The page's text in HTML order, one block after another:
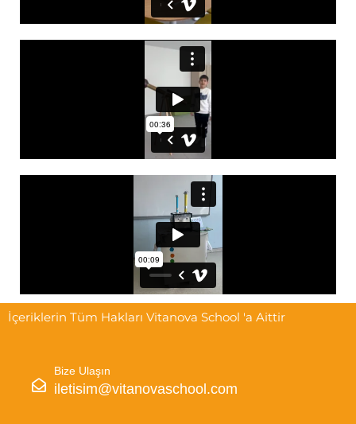
İçeriklerin Tüm Hakları Vitanova School 'a Aittir
Bize Ulaşın
iletisim@vitanovaschool.com